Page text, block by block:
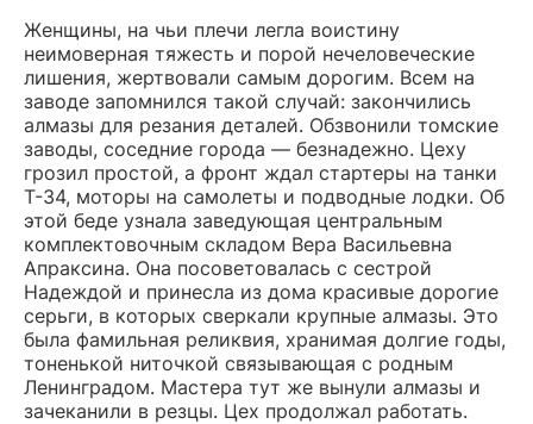
Женщины, на чьи плечи легла воистину
неимоверная тяжесть и порой нечеловеческие
лишения, жертвовали самым дорогим. Всем на
заводе запомнился такой случай: закончились
алмазы для резания деталей. Обзвонили томские
заводы, соседние города — безнадежно. Цеху
грозил простой, а фронт ждал стартеры на танки
Т-34, моторы на самолеты и подводные лодки. Об
этой беде узнала заведующая центральным
комплектовочным складом Вера Васильевна
Апраксина. Она посоветовалась с сестрой
Надеждой и принесла из дома красивые дорогие
серьги, в которых сверкали крупные алмазы. Это
была фамильная реликвия, хранимая долгие годы,
тоненькой ниточкой связывающая с родным
Ленинградом. Мастера тут же вынули алмазы и
зачеканили в резцы. Цех продолжал работать.